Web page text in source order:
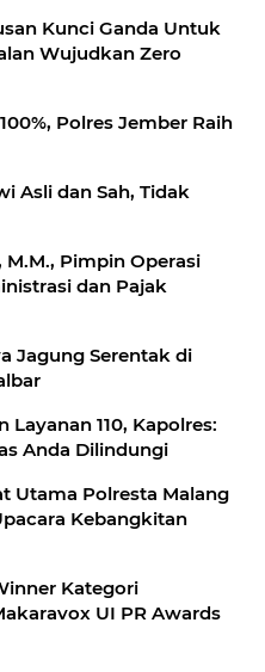
Kunci Ganda Untuk
Wujudkan Zero
Polres Jember Raih
Asli dan Sah, Tidak
M.M., Pimpin Operasi
dan Pajak
Jagung Serentak di
110, Kapolres:
Anda Dilindungi
Utama Polresta Malang
Kebangkitan
Kategori
UI PR Awards